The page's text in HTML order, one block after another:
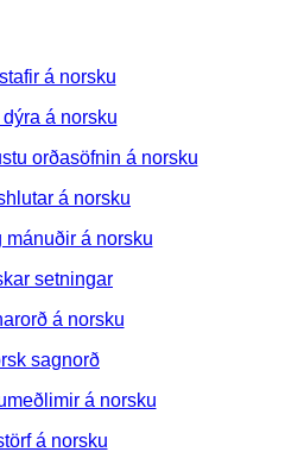
á norsku
dýra á norsku
orðasöfnin á norsku
á norsku
mánuðir á norsku
setningar
á norsku
sagnorð
á norsku
á norsku